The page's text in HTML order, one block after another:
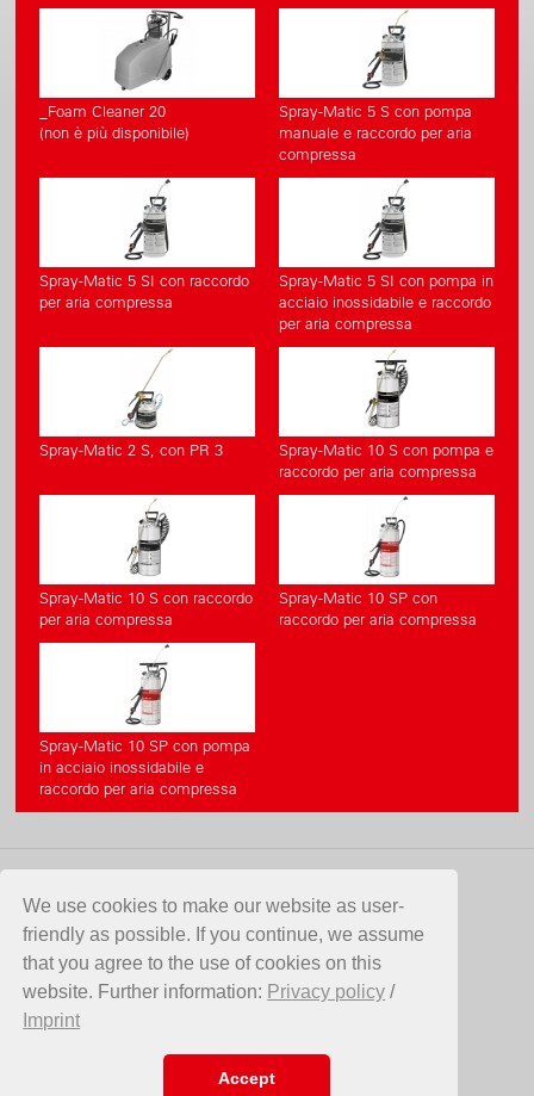
We use cookies to make our website as user-
friendly as possible. If you continue, we assume
that you agree to the use of cookies on this
website. Further information: Privacy policy /
Imprint
Accept
_Foam Cleaner 20
(non è più disponibile)
Spray-Matic 5 S con pompa
manuale e raccordo per aria
compressa
Spray-Matic 5 SI con raccordo
per aria compressa
Spray-Matic 5 SI con pompa in
acciaio inossidabile e raccordo
per aria compressa
Spray-Matic 2 S, con PR 3
Spray-Matic 10 S con pompa e
raccordo per aria compressa
Spray-Matic 10 S con raccordo
per aria compressa
Spray-Matic 10 SP con
raccordo per aria compressa
Spray-Matic 10 SP con pompa
in acciaio inossidabile e
raccordo per aria compressa
CONTATTO
Birchmeier Sprühtechnik AG
Im Stetterfeld 1
5608 Stetten
SVIZZERA
info@birchmeier.com